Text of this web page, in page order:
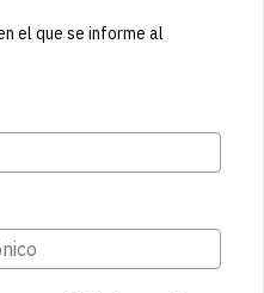
el que se informe al